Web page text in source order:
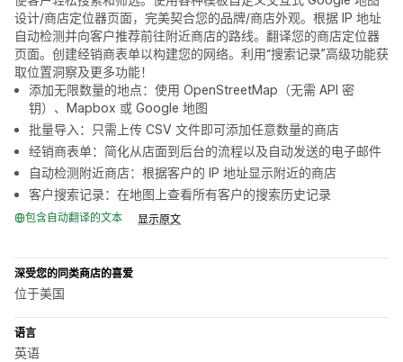
设计/商店定位器页面，完美契合您的品牌/商店外观。根据 IP 地址
自动检测并向客户推荐前往附近商店的路线。翻译您的商店定位器
页面。创建经销商表单以构建您的网络。利用“搜索记录”高级功能获
取位置洞察及更多功能！
添加无限数量的地点：使用 OpenStreetMap（无需 API 密
钥）、Mapbox 或 Google 地图
批量导入：只需上传 CSV 文件即可添加任意数量的商店
经销商表单：简化从店面到后台的流程以及自动发送的电子邮件
自动检测附近商店：根据客户的 IP 地址显示附近的商店
客户搜索记录：在地图上查看所有客户的搜索历史记录
包含自动翻译的文本 显示原文
深受您的同类商店的喜爱
位于美国
语言
英语